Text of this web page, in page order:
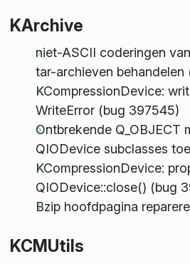
KArchive
niet-ASCII coderingen
tar-archieven behandelen
KCompressionDevice:
WriteError (bug 397545)
Ontbrekende Q_OBJECT
QIODevice subclasses
KCompressionDevice:
QIODevice::close() (bug
Bzip hoofdpagina
KCMUtils